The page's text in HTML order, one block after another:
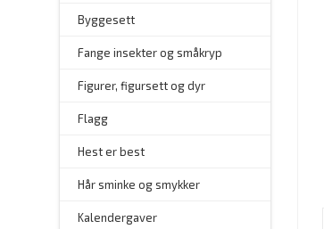
Byggesett
Fange insekter og småkryp
Figurer, figursett og dyr
Flagg
Hest er best
Hår sminke og smykker
Kalendergaver